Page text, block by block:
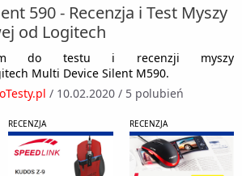
590 - Recenzja i Test Myszy
od Logitech
do testu i recenzji myszy
Multi Device Silent M590.
/ 10.02.2020 / 5 polubień
RECENZJA RECENZJA